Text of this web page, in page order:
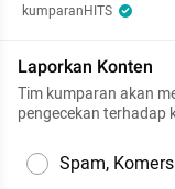
kumparanHITS
Laporkan Konten
Tim kumparan akan
pengecekan terhadap
Spam,